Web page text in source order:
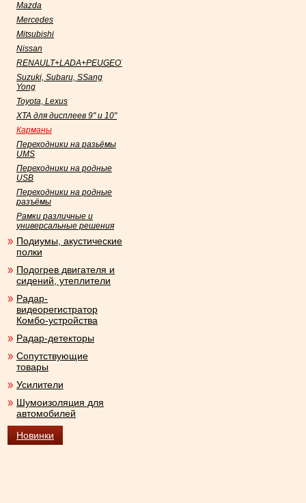
Mazda
Mercedes
Mitsubishi
Nissan
RENAULT+LADA+PEUGEOT+Datsun
Suzuki, Subaru, SSang
Yong
Toyota, Lexus
XTA для дисплеев 9" и 10"
Карманы
Переходники на разьёмы
UMS
Переходники на родные
USB
Переходники на родные
разъёмы
Рамки различные и
универсальные решения
Подиумы, акустические
полки
Подогрев двигателя и
сидений, утеплители
Радар-
видеорегистратор
Комбо-устройства
Радар-детекторы
Сопутствующие
товары
Усилители
Шумоизоляция для
автомобилей
Новинки